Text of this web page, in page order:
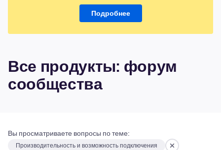
Подробнее
Все продукты: форум
сообщества
Вы просматриваете вопросы по теме:
Производительность и возможность подключения